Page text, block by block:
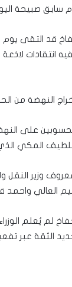
سابق صبيحة
قد التقى يوم
فيه انتقادات
النهضة من
على
المكي
وزير النقل
العالي واحمد
لم يُعلم
الثقة عبر تفعيل